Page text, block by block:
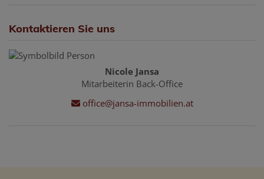
Kontaktieren Sie uns
Nicole Jansa
Mitarbeiterin Back-Office
office@jansa-immobilien.at